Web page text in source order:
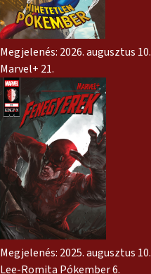
Megjelenés: 2026. augusztus 10.
Marvel+ 21.
Megjelenés: 2025. augusztus 10.
Lee-Romita Pókember 6.